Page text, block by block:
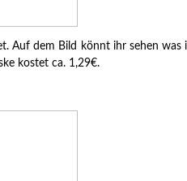
Auf dem Bild könnt ihr sehen was
kostet ca. 1,29€.